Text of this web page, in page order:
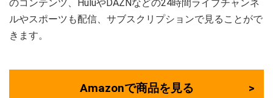
のコンテンツ、HuluやDAZNなどの24時間ライブチャンネ
ルやスポーツも配信、サブスクリプションで見ることがで
きます。
Amazonで商品を見る